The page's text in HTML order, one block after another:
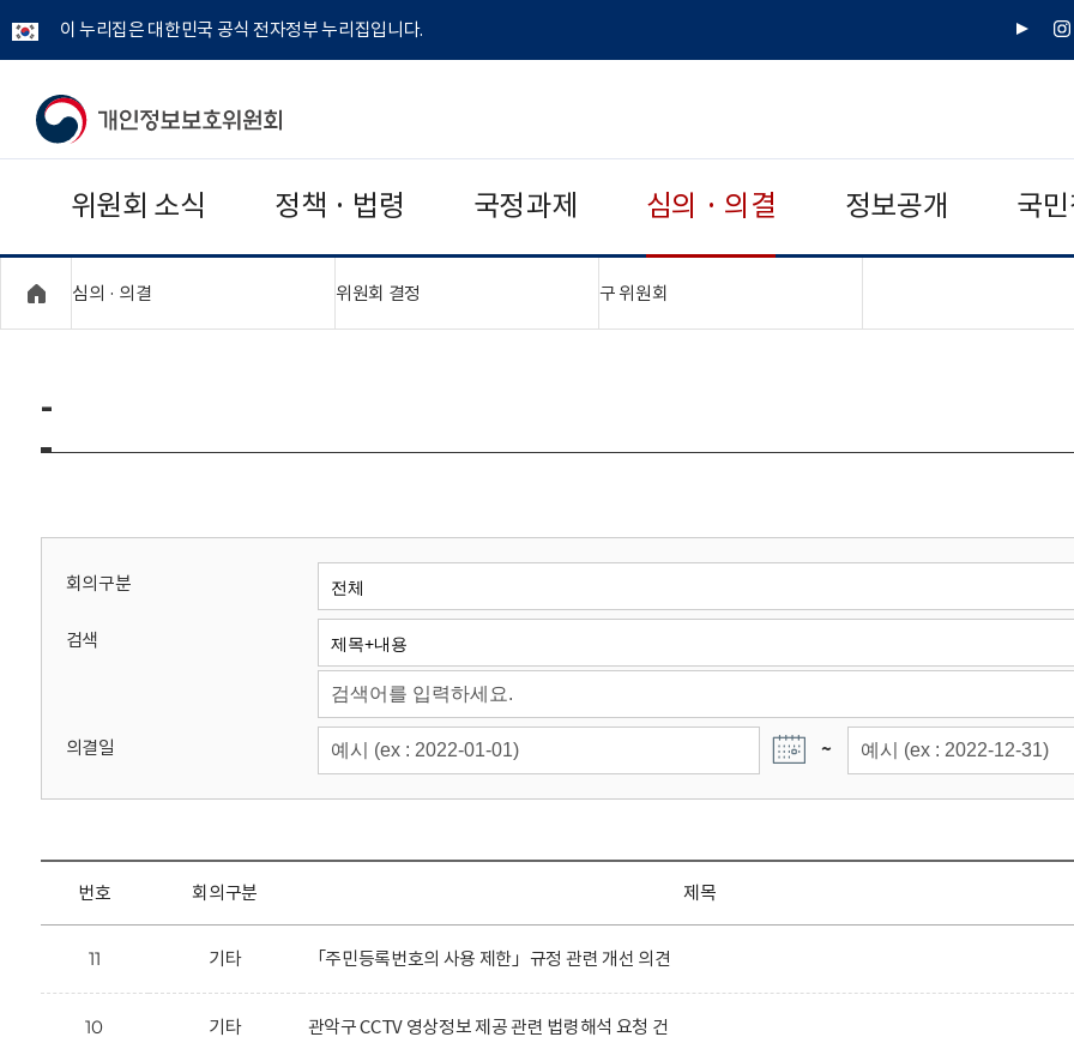
이 누리집은 대한민국 공식 전자정부 누리집입니다.
유
인
개
보
보
위
회
위원회 소식 정책 · 법령 국정과제 심의 · 의결 정보공개 국
심의 · 의결 위원회 결정 구 위원회
-
회의구분
검색
의결일 ~
번호 회의구분 제목
11 기타 「주민등록번호의 사용 제한」규정 관련 개선 의견
10 기타 관악구 CCTV 영상정보 제공 관련 법령해석 요청 건